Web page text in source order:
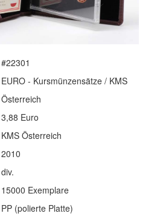
#22301
EURO - Kursmünzensätze / KMS
Österreich
3,88 Euro
KMS Österreich
2010
div.
15000 Exemplare
PP (polierte Platte)